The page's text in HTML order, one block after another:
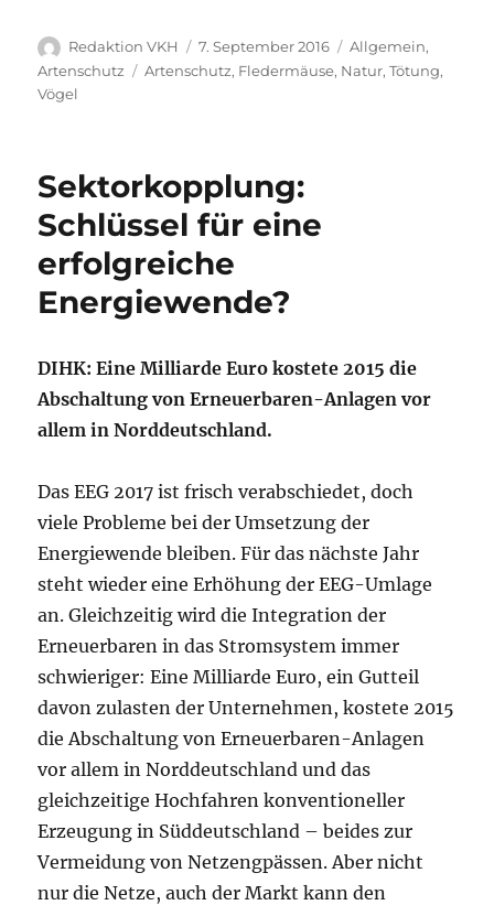
Autor
Redaktion VKH
Veröffentlicht
am
7. September 2016 Kategorien
Allgemein,
Artenschutz
Schlagwörter
Artenschutz, Fledermäuse, Natur,Tötung,
Vögel
Sektorkopplung:
Schlüssel für eine
erfolgreiche
Energiewende?
DIHK: Eine Milliarde Euro kostete 2015 die
Abschaltung von Erneuerbaren-Anlagen vor
allem in Norddeutschland.
Das EEG 2017 ist frisch verabschiedet, doch
viele Probleme bei der Umsetzung der
Energiewende bleiben. Für das nächste Jahr
steht wieder eine Erhöhung der EEG-Umlage
an. Gleichzeitig wird die Integration der
Erneuerbaren in das Stromsystem immer
schwieriger: Eine Milliarde Euro, ein Gutteil
davon zulasten der Unternehmen, kostete 2015
die Abschaltung von Erneuerbaren-Anlagen
vor allem in Norddeutschland und das
gleichzeitige Hochfahren konventioneller
Erzeugung in Süddeutschland – beides zur
Vermeidung von Netzengpässen. Aber nicht
nur die Netze, auch der Markt kann den